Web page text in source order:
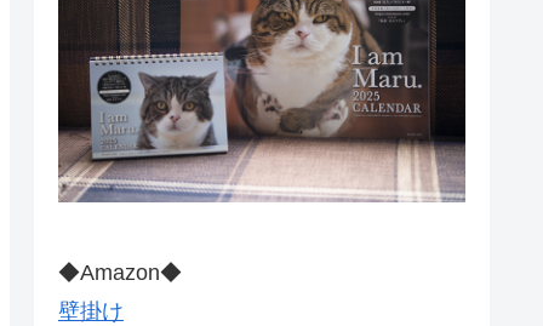
◆Amazon◆
壁掛け